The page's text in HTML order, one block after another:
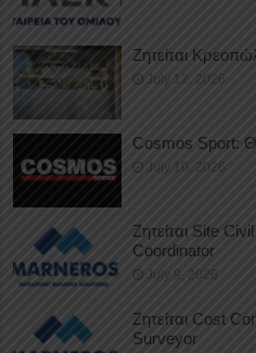
Ζητείται
July 12, 2026
Cosmos Sport:
July 10, 2026
Ζητείται Site
Coordinator
July 9, 2026
Ζητείται Cost
Surveyor